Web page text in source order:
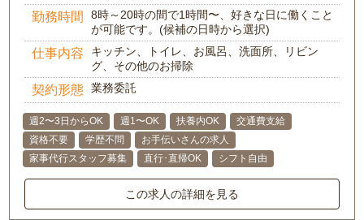
勤務時間
8時～20時の間で1時間〜、好きな日に働くこと
が可能です。(候補の日時から選択)
仕事内容
キッチン、トイレ、お風呂、洗面所、リビン
グ、その他のお掃除
契約形態 業務委託
週2〜3日からOK 週1〜OK 扶養内OK
交通費支給
資格不要
学歴不問
お手伝いさんの求人
家事代行スタッフ募集
直行･直帰OK シフト自由
この求人の詳細を見る